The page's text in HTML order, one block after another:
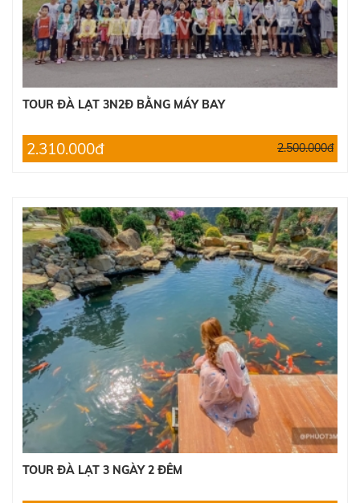
TOUR ĐÀ LẠT 3N2Đ BẰNG MÁY BAY
2.310.000đ 2.500.000đ
TOUR ĐÀ LẠT 3 NGÀY 2 ĐÊM